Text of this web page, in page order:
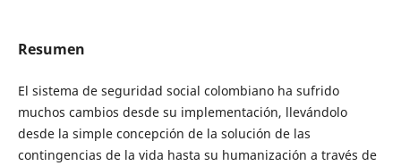
Resumen
El sistema de seguridad social colombiano ha sufrido
muchos cambios desde su implementación, llevándolo
desde la simple concepción de la solución de las
contingencias de la vida hasta su humanización a través de